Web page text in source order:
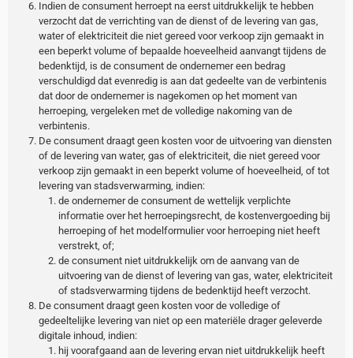
Indien de consument herroept na eerst uitdrukkelijk te hebben
verzocht dat de verrichting van de dienst of de levering van gas,
water of elektriciteit die niet gereed voor verkoop zijn gemaakt in
een beperkt volume of bepaalde hoeveelheid aanvangt tijdens de
bedenktijd, is de consument de ondernemer een bedrag
verschuldigd dat evenredig is aan dat gedeelte van de verbintenis
dat door de ondernemer is nagekomen op het moment van
herroeping, vergeleken met de volledige nakoming van de
verbintenis.
De consument draagt geen kosten voor de uitvoering van diensten
of de levering van water, gas of elektriciteit, die niet gereed voor
verkoop zijn gemaakt in een beperkt volume of hoeveelheid, of tot
levering van stadsverwarming, indien:
de ondernemer de consument de wettelijk verplichte
informatie over het herroepingsrecht, de kostenvergoeding bij
herroeping of het modelformulier voor herroeping niet heeft
verstrekt, of;
de consument niet uitdrukkelijk om de aanvang van de
uitvoering van de dienst of levering van gas, water, elektriciteit
of stadsverwarming tijdens de bedenktijd heeft verzocht.
De consument draagt geen kosten voor de volledige of
gedeeltelijke levering van niet op een materiële drager geleverde
digitale inhoud, indien:
hij voorafgaand aan de levering ervan niet uitdrukkelijk heeft